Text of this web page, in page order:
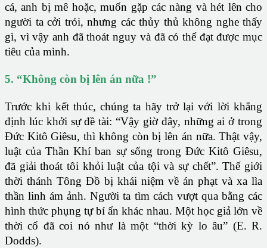
cá, anh bị mê hoặc, muốn gặp các nàng và hét lên cho
người ta cởi trói, nhưng các thủy thủ không nghe thấy
gì, vì vậy anh đã thoát nguy và đã có thể đạt được mục
tiêu của mình.
5. “Không còn bị lên án nữa !”
Trước khi kết thúc, chúng ta hãy trở lại với lời khẳng
định lúc khởi sự đề tài: “Vậy giờ đây, những ai ở trong
Đức Kitô Giêsu, thì không còn bị lên án nữa. Thật vậy,
luật của Thần Khí ban sự sống trong Đức Kitô Giêsu,
đã giải thoát tôi khỏi luật của tội và sự chết”. Thế giới
thời thánh Tông Đồ bị khái niệm về án phạt và xa lìa
thần linh ám ảnh. Người ta tìm cách vượt qua bằng các
hình thức phụng tự bí ẩn khác nhau. Một học giả lớn về
thời cổ đã coi nó như là một “thời kỳ lo âu” (E. R.
Dodds).